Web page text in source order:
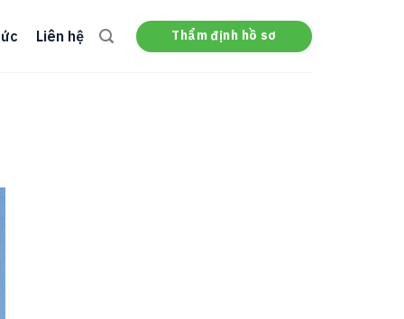
Liên hệ Thẩm định hồ sơ